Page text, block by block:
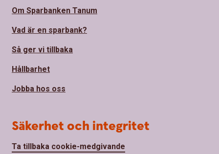
Om Sparbanken Tanum
Vad är en sparbank?
Så ger vi tillbaka
Hållbarhet
Jobba hos oss
Säkerhet och integritet
Ta tillbaka cookie-medgivande